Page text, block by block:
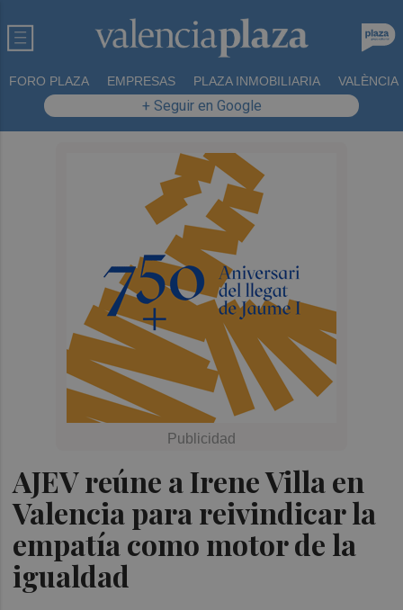
FORO PLAZA EMPRESAS PLAZA INMOBILIARIA VALÈNCIA
+ Seguir en Google
AJEV reúne a Irene Villa en
Valencia para reivindicar la
empatía como motor de la
igualdad